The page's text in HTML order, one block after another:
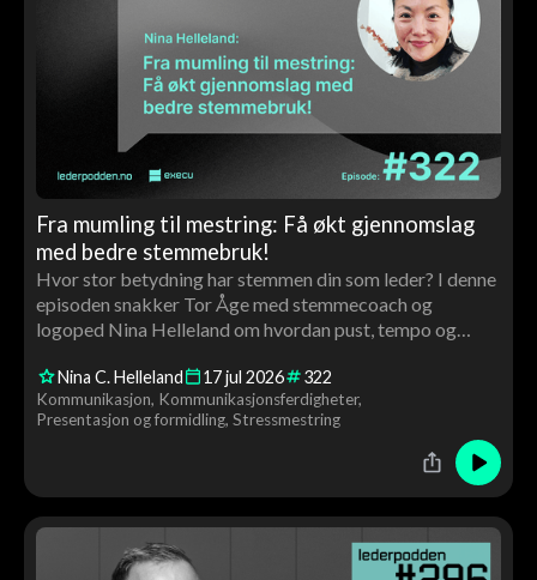
Fra mumling til mestring: Få økt gjennomslag
med bedre stemmebruk!
Hvor stor betydning har stemmen din som leder? I denne
episoden snakker Tor Åge med stemmecoach og
logoped Nina Helleland om hvordan pust, tempo og
får konkrete råd og en live stemmecoaching av Tor Åge
underveis.
Nina C. Helleland 17jul 2026 322
Kommunikasjon Kommunikasjonsferdigheter
Presentasjon og formidling Stressmestring